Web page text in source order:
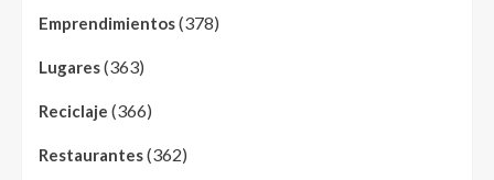
Emprendimientos(378)
Lugares(363)
Reciclaje (366)
Restaurantes(362)